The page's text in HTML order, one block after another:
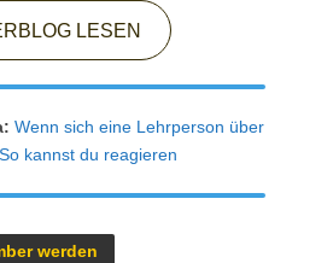
LESEN
Wenn sich eine Lehrperson über
kannst du reagieren
werden